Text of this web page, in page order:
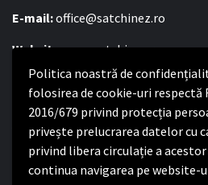
Politica noastră de
folosirea de cookie-uri respectă
2016/679 privind protecția
privește prelucrarea datelor cu
privind libera circulație a
continua navigarea pe website-
E-mail:office@satchinez.ro
Website:www.satchinez.ro
Program cu publicul:
Luni – Joi:8:00-16:30
Vineri:8:00 – 14:00